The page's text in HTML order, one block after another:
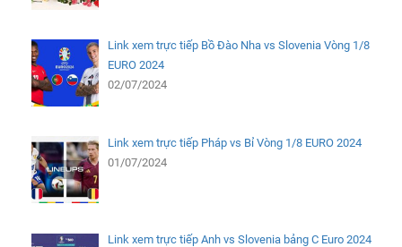
Link xem trực tiếp Bồ Đào Nha vs Slovenia Vòng 1/8
EURO 2024
02/07/2024
Link xem trực tiếp Pháp vs Bỉ Vòng 1/8 EURO 2024
01/07/2024
Link xem trực tiếp Anh vs Slovenia bảng C Euro 2024